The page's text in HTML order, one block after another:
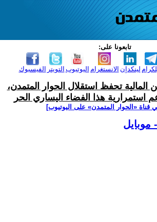
تابعونا على:
الفيسبوك التويتر اليوتيوب الانستغرام لينكدإن
المالية تحفظ استقلال الحوار المتمدن،
استمرارية هذا الفضاء اليساري الحر
قناة ‫«الحوار المتمدن» على اليوتيوب]
موبايل